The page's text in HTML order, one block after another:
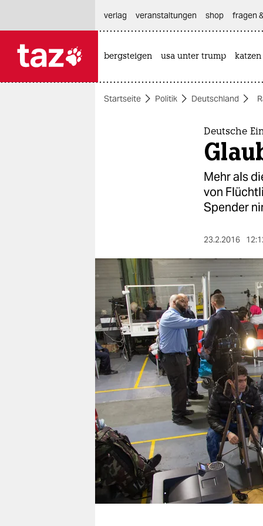
themen
berlin
nord
wahrheit
verlag
verlag
veranstaltungen
fragen & hilfe
unterstützen
abo
genossenschaft
verlag
veranstaltungen shop fragen
bergsteigen usa unter trump katzen
Startseite Politik Deutschland
Deutsche
Mehr als
von
Spender
23.2.2016